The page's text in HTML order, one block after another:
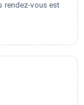
rendez-vous est